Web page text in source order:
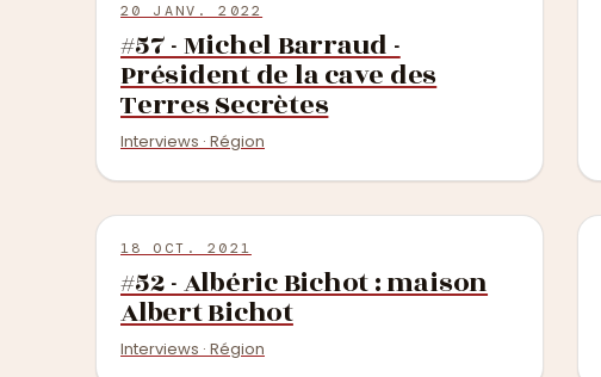
20 JANV. 2022
#57 - Michel Barraud -
Président de la cave des
Terres Secrètes
Interviews · Région
18 OCT. 2021
#52 - Albéric Bichot : maison
Albert Bichot
Interviews · Région